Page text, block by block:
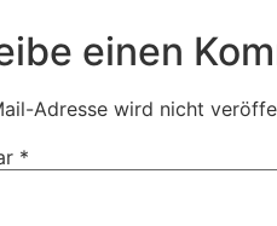
einen
Adresse wird nicht
*